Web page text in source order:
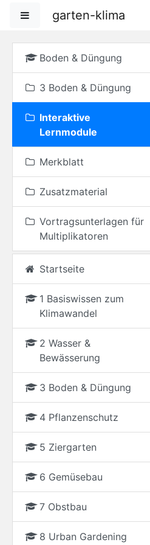
Website-Übersicht
garten-klima
Boden & Düngung
3 Boden & Düngung
Interaktive
Lernmodule
Merkblatt
Zusatzmaterial
Vortragsunterlagen für
Multiplikatoren
Startseite
1 Basiswissen zum
Klimawandel
2 Wasser &
Bewässerung
3 Boden & Düngung
4 Pflanzenschutz
5 Ziergarten
6 Gemüsebau
7 Obstbau
8 Urban Gardening